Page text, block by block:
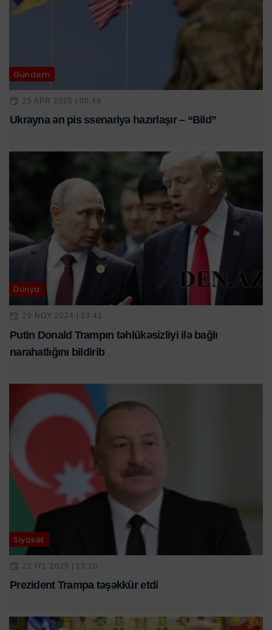
Gündəm
25 APR 2025 | 00:49
Ukrayna ən pis ssenariyə hazırlaşır – “Bild”
Dünya
29 NOY 2024 | 23:41
Putin Donald Trampın təhlükəsizliyi ilə bağlı
narahatlığını bildirib
Siyasət
22 IYL 2025 | 13:10
Prezident Trampa təşəkkür etdi